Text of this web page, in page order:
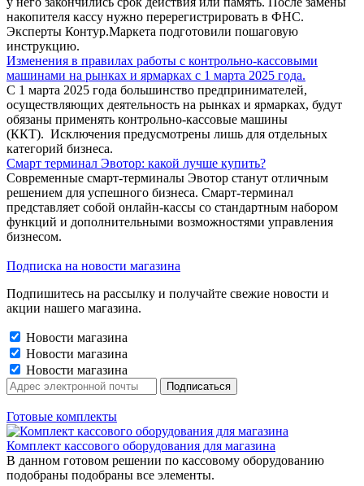
накопителя кассу нужно перерегистрировать в ФНС.
Эксперты Контур.Маркета подготовили пошаговую
инструкцию.
Изменения в правилах работы с контрольно-кассовыми
машинами на рынках и ярмарках с 1 марта 2025 года.
С 1 марта 2025 года большинство предпринимателей,
осуществляющих деятельность на рынках и ярмарках, будут
обязаны применять контрольно-кассовые машины
(ККТ). Исключения предусмотрены лишь для отдельных
категорий бизнеса.
Смарт терминал Эвотор: какой лучше купить?
Современные смарт-терминалы Эвотор станут отличным
решением для успешного бизнеса. Смарт-терминал
представляет собой онлайн-кассы со стандартным набором
функций и дополнительными возможностями управления
бизнесом.
Подписка на новости магазина
Подпишитесь на рассылку и получайте свежие новости и
акции нашего магазина.
Новости магазина
Новости магазина
Новости магазина
Готовые комплекты
Комплект кассового оборудования для магазина
В данном готовом решении по кассовому оборудованию
подобраны подобраны все элементы.